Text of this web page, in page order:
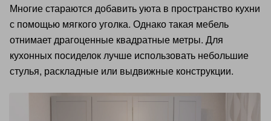
Многие стараются добавить уюта в пространство кухни
с помощью мягкого уголка. Однако такая мебель
отнимает драгоценные квадратные метры. Для
кухонных посиделок лучше использовать небольшие
стулья, раскладные или выдвижные конструкции.